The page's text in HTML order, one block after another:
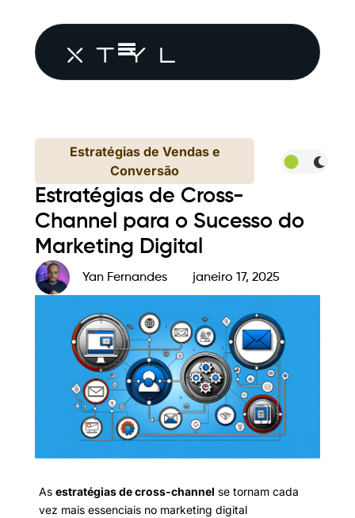
Estratégias de Vendas e
Conversão
Estratégias de Cross-
Channel para o Sucesso do
Marketing Digital
Yan Fernandes janeiro 17, 2025
As estratégias de cross-channel se tornam cada
vez mais essenciais no marketing digital